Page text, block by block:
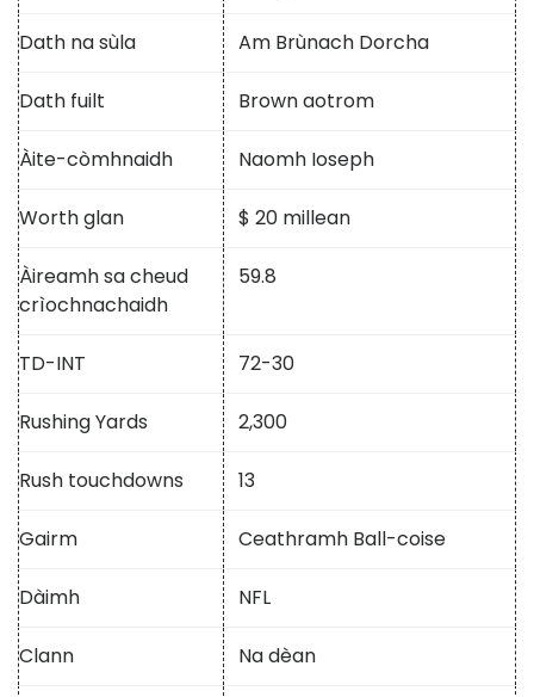
Dath na sùla Am Brùnach Dorcha
Dath fuilt Brown aotrom
Àite-còmhnaidh Naomh Ioseph
Worth glan $ 20 millean
Àireamh sa cheud
crìochnachaidh
59.8
TD-INT 72-30
Rushing Yards 2,300
Rush touchdowns 13
Gairm Ceathramh Ball-coise
Dàimh NFL
Clann Na dèan